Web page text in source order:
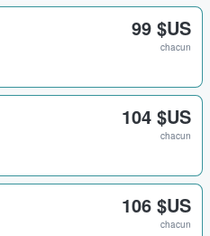
99 $US
chacun
104 $US
chacun
106 $US
chacun